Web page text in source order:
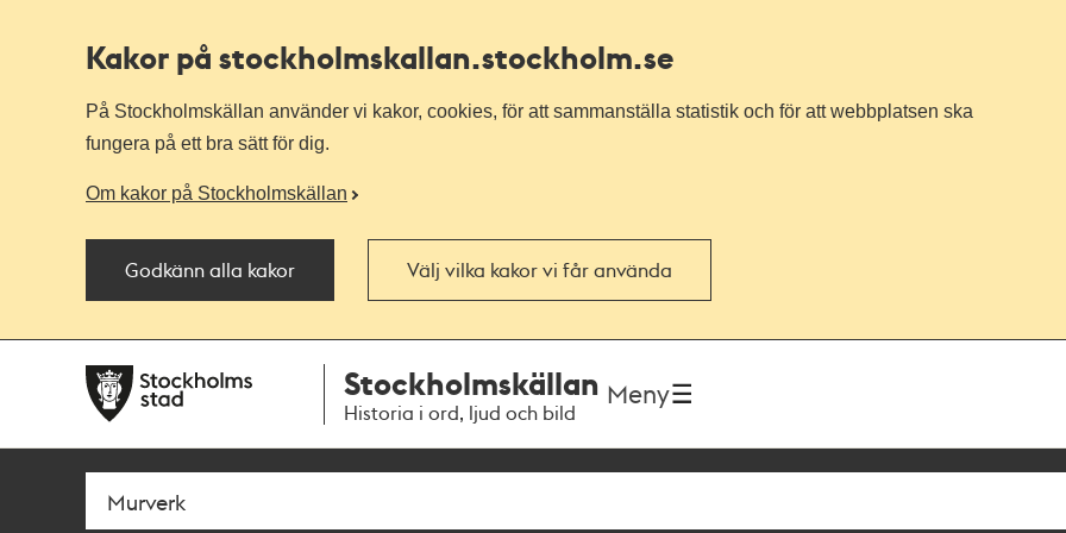
Kakor på stockholmskallan.stockholm.se
På Stockholmskällan använder vi kakor, cookies, för att sammanställa statistik och för att webbplatsen ska
fungera på ett bra sätt för dig.
Om kakor på Stockholmskällan
Godkänn alla kakor Välj vilka kakor vi får använda
navigationen
huvudinnehållet
Stockholmskällan
Historia i ord, ljud och bild
Meny
Sök